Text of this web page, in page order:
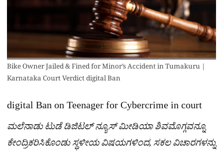
Bike Owner Jailed & Fined for Minor’s Accident in Tumakuru |
Karnataka Court Verdict digital Ban
digital Ban on Teenager for Cybercrime in court
ಮಲೆನಾಡು ಟುಡೆ ಡಿಜಿಟಲ್ ನ್ಯೂಸ್ ಮೀಡಿಯಾ ಶಿವಮೊಗ್ಗವನ್ನೂ
ಕೇಂದ್ರಿಕರಿಸಿಕೊಂಡು ಸ್ಥಳೀಯ ವಿಷಯಗಳಿಂದ, ಸಕಲ ವಿಚಾರಗಳನ್ನು